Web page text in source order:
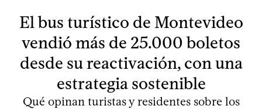
El bus turístico de Montevideo
vendió más de 25.000 boletos
desde su reactivación, con una
estrategia sostenible
Qué opinan turistas y residentes sobre los